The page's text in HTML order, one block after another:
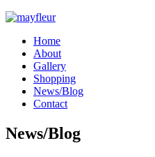
Home
About
Gallery
Shopping
News/Blog
Contact
News/Blog